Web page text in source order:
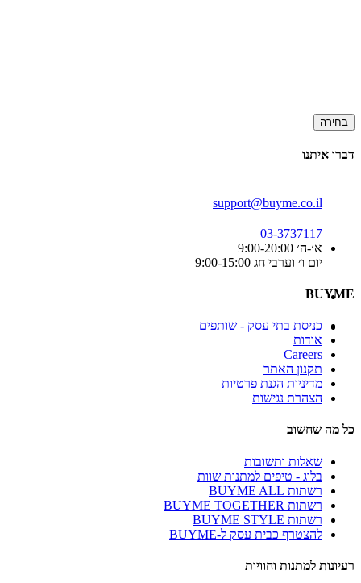
בחירה
דברו איתנו
support@buyme.co.il
03-3737117
א׳-ה׳ 9:00-20:00
יום ו׳ וערבי חג 9:00-15:00
BUYME
כניסת בתי עסק - שותפים
אודות
Careers
תקנון האתר
מדיניות הגנת פרטיות
הצהרת נגישות
כל מה שחשוב
שאלות ותשובות
בלוג - טיפים למתנות שוות
רשתות BUYME ALL
רשתות BUYME TOGETHER
רשתות BUYME STYLE
להצטרף כבית עסק ל-BUYME
רעיונות למתנות וחוויות